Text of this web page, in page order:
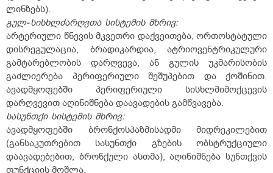
ლინზებს).
გულ-სისხლძარღვთა სისტემის მხრივ:
არტერიული წნევის მკვეთრი დაქვეითება, ორთოსტატული
დისრეგულაცია, ბრადიკარდია, ატრიოვენტრიკულური
გამტარებლობის დარღვევა, ან გულის უკმარისობის
გაძლიერება პერიფერიული შეშუპებით და ქოშინით.
ავადმყოფებში პერიფერიული სისხლმიმოქცევის
დარღვევით აღინიშნება დაავადების გამწვავება.
სასუნთქი სისტემის მხრივ:
ავადმყოფებში ბრონქოსპაზმისადმი მიდრეკილებით
(განსაკუთრებით სასუნთქი გზების ობსტრუქციული
დაავადებებით, ბრონქული ასთმა), აღინიშნება სუნთქვის
ფუნქციის მოშლა.